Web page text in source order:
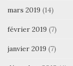
mars 2019 (14)
février 2019 (7)
janvier 2019 (7)